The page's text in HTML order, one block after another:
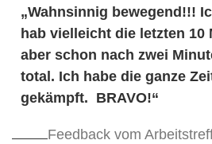
„Wahnsinnig bewegend!!!
hab vielleicht die letzten 10
aber schon nach zwei
total. Ich habe die ganze
gekämpft. BRAVO!“
Feedback vom